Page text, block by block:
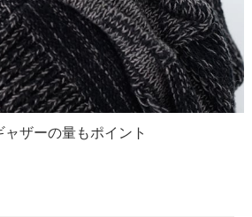
ザーの量もポイント